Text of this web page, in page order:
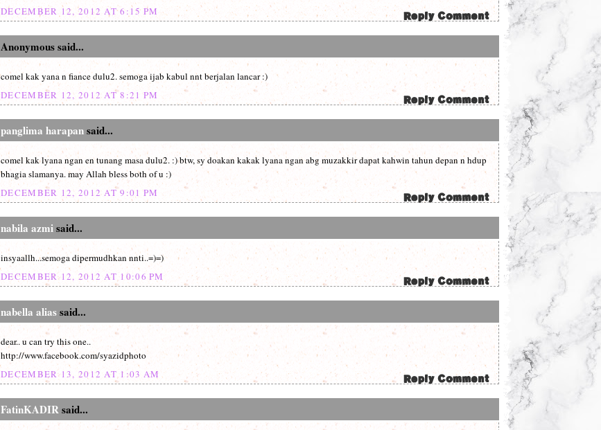
DECEMBER 12, 2012 AT 6:15 PM
Anonymous said...
comel kak yana n fiance dulu2. semoga ijab kabul nnt berjalan lancar :)
DECEMBER 12, 2012 AT 8:21 PM
panglima harapansaid...
comel kak lyana ngan en tunang masa dulu2. :) btw, sy doakan kakak lyana ngan abg muzakkir dapat kahwin tahun depan n hdup
bhagia slamanya. may Allah bless both of u :)
DECEMBER 12, 2012 AT 9:01 PM
nabila azmisaid...
insyaallh...semoga dipermudhkan nnti..=)=)
DECEMBER 12, 2012 AT 10:06 PM
nabella aliassaid...
dear.. u can try this one..
http://www.facebook.com/syazidphoto
DECEMBER 13, 2012 AT 1:03 AM
FatinKADIRsaid...